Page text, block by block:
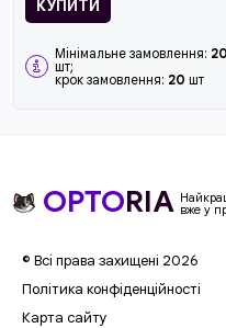
КУПИТИ
Мінімальне замовлення: 20
шт;
крок замовлення: 20 шт
OPTORIA вже у
© Всі права захищені 2026
Політика конфіденційності
Карта сайту